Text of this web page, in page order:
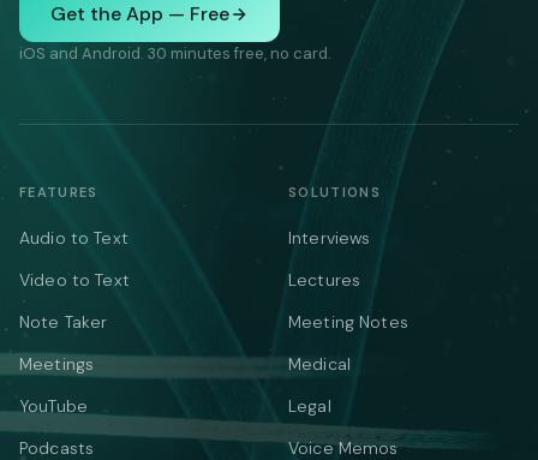
Get the App — Free
iOS and Android. 30 minutes free, no card.
FEATURES
Audio to Text
Video to Text
Note Taker
Meetings
YouTube
Podcasts
SOLUTIONS
Interviews
Lectures
Meeting Notes
Medical
Legal
Voice Memos